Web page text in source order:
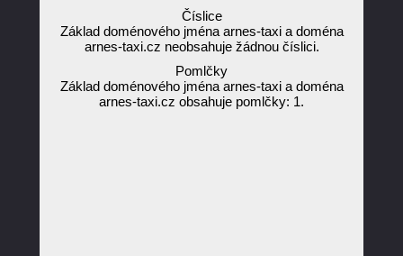
Číslice
Základ doménového jména arnes-taxi a doména
arnes-taxi.cz neobsahuje žádnou číslici.
Pomlčky
Základ doménového jména arnes-taxi a doména
arnes-taxi.cz obsahuje pomlčky: 1.